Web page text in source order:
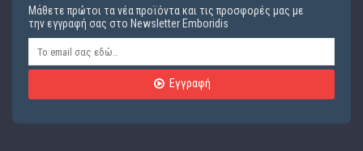
Μάθετε πρώτοι τα νέα προϊόντα και τις προσφορές μας με
την εγγραφή σας στο Newsletter Emboridis
Εγγραφή